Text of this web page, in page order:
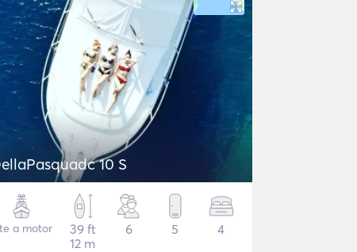
DellaPasquadc 10 S
a motor
39 ft
12 m
6 5 4